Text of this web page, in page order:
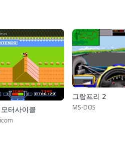
터사이클
그랑프리 2
MS-DOS